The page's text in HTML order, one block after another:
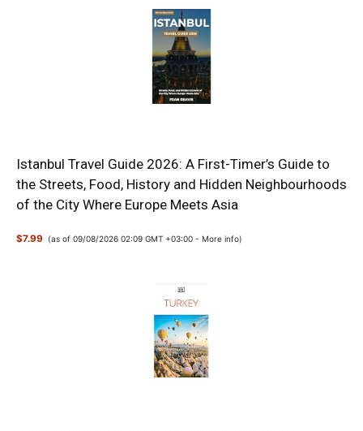
Istanbul Travel Guide 2026: A First-Timer’s Guide to
the Streets, Food, History and Hidden Neighbourhoods
of the City Where Europe Meets Asia
$7.99 (as of 09/08/2026 02:09 GMT +03:00 -More info)